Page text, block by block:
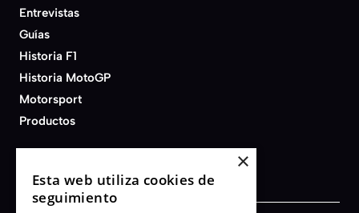
Entrevistas
Guías
Historia F1
Historia MotoGP
Motorsport
Productos
×
Esta web utiliza cookies de
seguimiento